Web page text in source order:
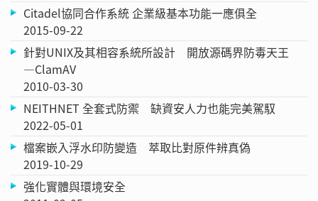
Citadel協同合作系統 企業級基本功能一應俱全
2015-09-22
針對UNIX及其相容系統所設計 開放源碼界防毒天王
—ClamAV
2010-03-30
NEITHNET 全套式防禦 缺資安人力也能完美駕馭
2022-05-01
檔案嵌入浮水印防變造 萃取比對原件辨真偽
2019-10-29
強化實體與環境安全